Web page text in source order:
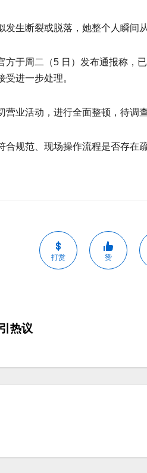
生断裂或脱落，她整个人瞬间
于周二（5 日）发布通报称
进一步处理。
业活动，进行全面整顿，待调
规范、现场操作流程是否存
打赏 赞
热议